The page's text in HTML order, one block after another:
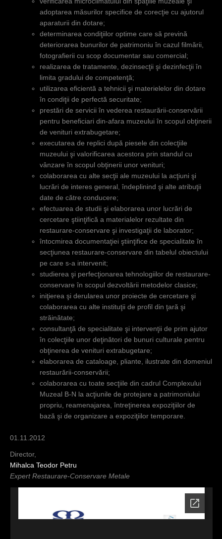
adoptarea măsurilor specifice de corecţie cu ajutorul
aparaturii din dotare;
determinarea condiţiilor optime care să prevină
deteriorarea bunurilor de patrimoniu în cazul filmării,
fotografierii cu scop documentar sau comercial;
realizarea de tratamente, dezinsecţii şi dezinfecţii în
limita gradului de competenţă;
utilizarea eficientă a tehnicii şi materielelor din dotare
în condiţii de perfectă securitate;
prestări de servicii în vederea restaurării-conservării
pentru beneficiari din-afara muzeului în scopul obţinerii
de venituri extrabugetare;
executarea de replici după piesele din colecţiile
muzeului şi valorificarea acestora prin standul cu
vânzare în scopul obţinerii unor venituri;
colaborarea cu alte secţii ale muzeului la acţiuni şi
lucrări de interes general, îndeplinind şi alte atribuţii
date de către conducere;
efectuarea de studii şi elaborarea unor lucrări de
cercetare ştiinţifică a materialelor rezultate din
restaurare-conservare şi investigaţii de laborator;
întocmirea documentaţiei ştiinţifice de specialitate în
secţiunea restaurare-conservare din tabelul obiectului
pe care s-a intervenit;
studierea şi perfecţionarea tehnologiilor de restaurare-
conservare în scopul dezvoltării metodelor clasice;
iniţierea şi derularea unor proiecte de cercetare şi
colaborarea cu alte instituţii de profil din ţară şi
străinătate;
consultanţă de specialitate şi intervenţii de prim ajutor
în colecţiile unor deţinători de bunuri culturale pentru
obţinerea de venituri extrabugetare;
elaborarea de cataloage, pliante, ilustrate din domeniul
restaurării-conservării;
colaborarea cu toate secţiile din cadrul Complexului
Muzeal B-N la acţiunile de protejare a patrimoniului
propriu, reamenajarea, întreţinerea expoziţiilor de
bază şi de organizare a expoziţiilor temporare.
01.11.2012
Director,
Mihalca Teodor Petru
Expert Restaurare-Conservare Metale